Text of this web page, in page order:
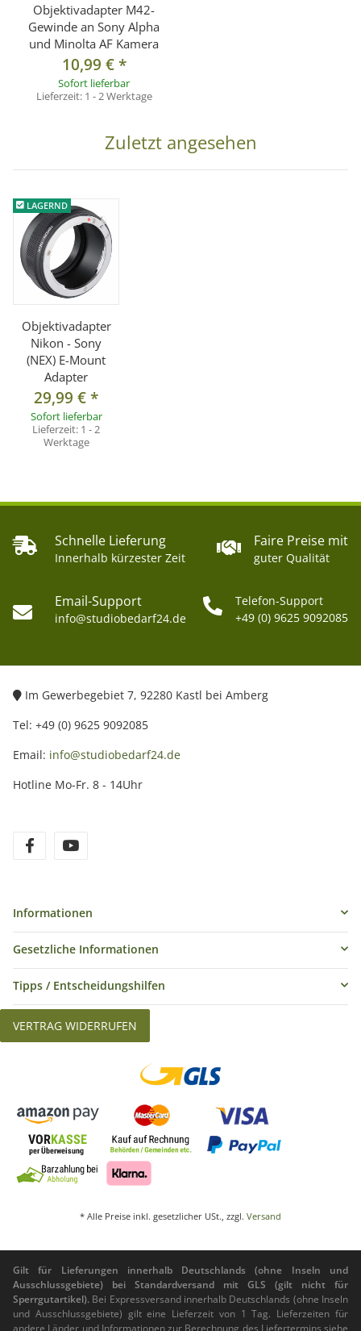
Objektivadapter M42-
Gewinde an Sony Alpha
und Minolta AF Kamera
10,99 €*
Sofort lieferbar
Lieferzeit: 1 - 2 Werktage
Zuletzt angesehen
LAGERND
Objektivadapter
Nikon - Sony
(NEX) E-Mount
Adapter
29,99 €*
Sofort lieferbar
Lieferzeit: 1 - 2
Werktage
Schnelle Lieferung
Innerhalb kürzester Zeit
Faire Preise mit
guter Qualität
Email-Support
info@studiobedarf24.de
Telefon-Support
+49 (0) 9625 9092085
Im Gewerbegebiet 7, 92280 Kastl bei Amberg
Tel: +49 (0) 9625 9092085
Email: info@studiobedarf24.de
Hotline Mo-Fr. 8 - 14Uhr
Informationen
Gesetzliche Informationen
Tipps / Entscheidungshilfen
VERTRAG WIDERRUFEN
* Alle Preise inkl. gesetzlicher USt., zzgl. Versand
Gilt für Lieferungen innerhalb Deutschlands (ohne Inseln und
Ausschlussgebiete) bei Standardversand mit GLS (gilt nicht für
Sperrgutartikel). Bei Expressversand innerhalb Deutschlands (ohne Inseln
und Ausschlussgebiete) gilt eine Lieferzeit von 1 Tag. Lieferzeiten für
andere Länder und Informationen zur Berechnung des Liefertermins siehe